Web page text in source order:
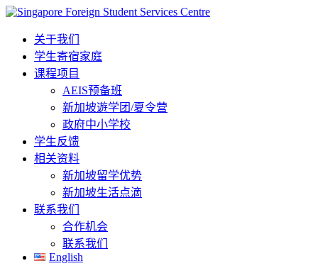
关于我们
学生寄宿家庭
课程项目
AEIS预备班
新加坡遊学团/夏令营
政府中小学校
学生反馈
相关资料
新加坡留学优势
新加坡生活点滴
联系我们
合作机会
联系我们
English